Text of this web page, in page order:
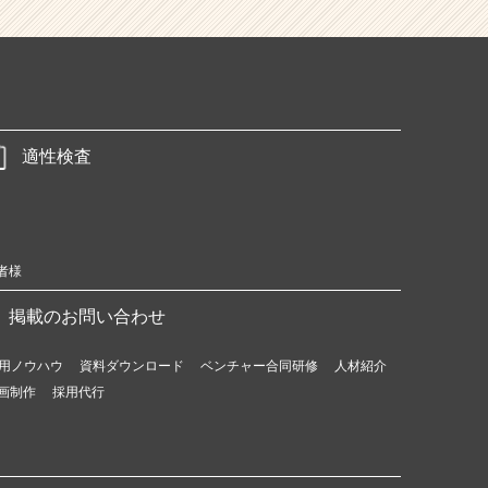
適性検査
様
掲載のお問い合わせ
ノウハウ 資料ダウンロード ベンチャー合同研修
人材紹介
制作
採用代行